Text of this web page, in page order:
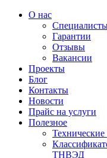
О нас
Гарантии
Отзывы
Вакансии
Проекты
Блог
Контакты
Новости
Прайс на услуги
Полезное
ТНВЭД